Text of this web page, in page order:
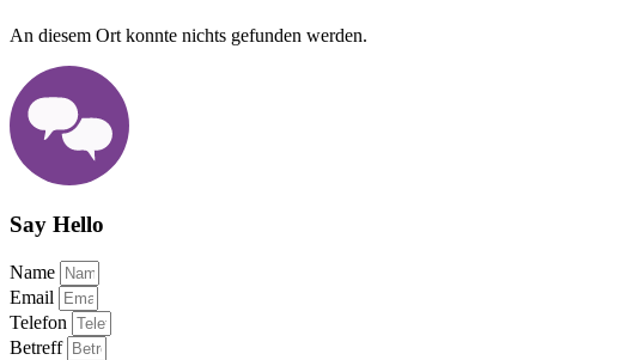
An diesem Ort konnte nichts gefunden werden.
Say Hello
Name
Email
Telefon
Betreff